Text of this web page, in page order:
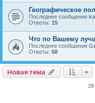
Географическое
Последнее сообщение
Ответы: 15
Что по Вашему
Последнее сообщение
Ответы: 58
Новая тема
Новаятема
28